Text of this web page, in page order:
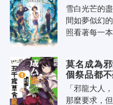
雪白光芒的
間如夢似幻
照看著每一
莫名成為
個祭品都
「邪龍大人
那麼要求，